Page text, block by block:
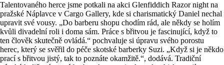
Talentovaného herce jsme potkali na akci Glenfiddich Razor night na
pražské Náplavce v Cargo Gallery, kde si charismatický Daniel nechal
upravit své vousy. „Do barberu shopu chodím rád, ale někdy se holím
kvůli divadelní roli i doma sám. Práce s břitvou je fascinující, když to
ten člověk skutečně ovládá.“ pochvaluje si úpravu svého porostu
herec, který se svěřil do péče skotské barberky Suzi. „Když si je někdo
prací s břitvou jistý, tak to poznáte okamžitě.“, dodává. Tradiční